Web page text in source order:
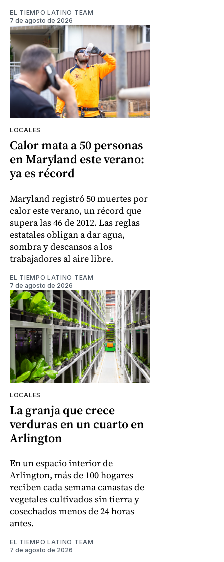
EL TIEMPO LATINO TEAM
7 de agosto de 2026
LOCALES
Calor mata a 50 personas
en Maryland este verano:
ya es récord
Maryland registró 50 muertes por
calor este verano, un récord que
supera las 46 de 2012. Las reglas
estatales obligan a dar agua,
sombra y descansos a los
trabajadores al aire libre.
EL TIEMPO LATINO TEAM
7 de agosto de 2026
LOCALES
La granja que crece
verduras en un cuarto en
Arlington
En un espacio interior de
Arlington, más de 100 hogares
reciben cada semana canastas de
vegetales cultivados sin tierra y
cosechados menos de 24 horas
antes.
EL TIEMPO LATINO TEAM
7 de agosto de 2026